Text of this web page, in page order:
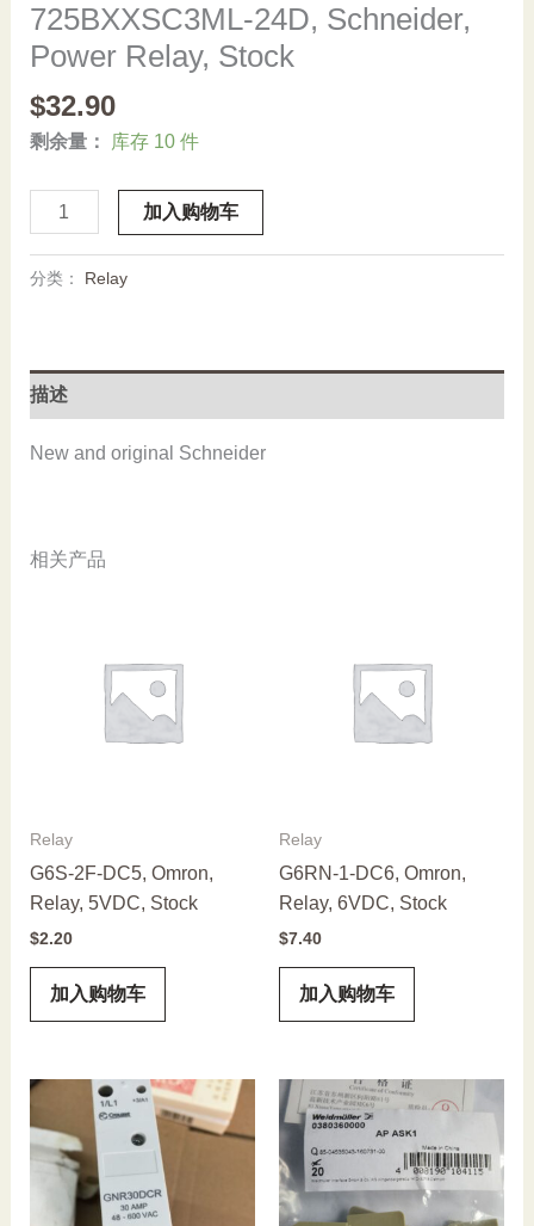
725BXXSC3ML-24D, Schneider,
Power Relay, Stock
$32.90
剩余量： 库存 10 件
725BXXSC3ML-
24D,
Power
数
加入购物车
分类： Relay
描述
New and original Schneider
相关产品
Relay
G6S-2F-DC5, Omron,
Relay, 5VDC, Stock
$2.20
加入购物车
Relay
G6RN-1-DC6, Omron,
Relay, 6VDC, Stock
$7.40
加入购物车